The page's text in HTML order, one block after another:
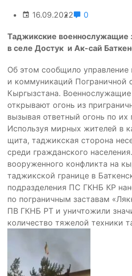
16.09.2022 0
Таджикские военнослужащие
в селе Достук и Ак-сай
Об этом сообщило
и коммуникаций Пограничной
Кыргызстана.
открывают огонь из
вызывая ответный огонь по их
Используя мирных жителей в
щита, таджикская сторона
среди гражданского
вооруженного конфликта на
таджикской границе в
подразделения ПС ГКНБ КР
по пограничным заставам
ПВ ГКНБ РТ и уничтожили
количество тяжелой техники